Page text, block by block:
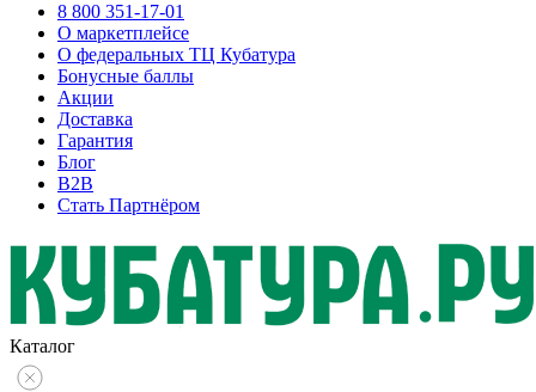
8 800 351-17-01
О маркетплейсе
О федеральных ТЦ Кубатура
Бонусные баллы
Акции
Доставка
Гарантия
Блог
B2B
Стать Партнёром
Каталог